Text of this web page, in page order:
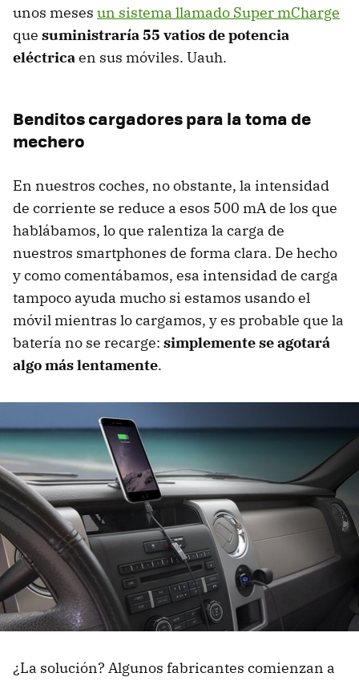
unos meses un sistema llamado Super mCharge
que suministraría 55 vatios de potencia
eléctrica en sus móviles. Uauh.
Benditos cargadores para la toma de
mechero
En nuestros coches, no obstante, la intensidad
de corriente se reduce a esos 500 mA de los que
hablábamos, lo que ralentiza la carga de
nuestros smartphones de forma clara. De hecho
y como comentábamos, esa intensidad de carga
tampoco ayuda mucho si estamos usando el
móvil mientras lo cargamos, y es probable que la
batería no se recarge: simplemente se agotará
algo más lentamente.
¿La solución? Algunos fabricantes comienzan a